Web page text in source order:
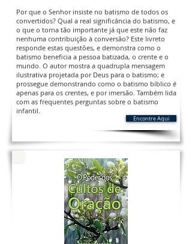
Por que o Senhor insiste no batismo de todos os
convertidos? Qual a real significância do batismo, e
o que o torna tão importante já que este não faz
nenhuma contribuição à conversão? Este livreto
responde estas questões, e demonstra como o
batismo beneficia a pessoa batizada, o crente e o
mundo. O autor mostra a quadrupla mensagem
ilustrativa projetada por Deus para o batismo; e
prossegue demonstrando como o batismo bíblico é
apenas para os crentes, e por imersão. Também lida
com as frequentes perguntas sobre o batismo
infantil.
Encontre Aqui